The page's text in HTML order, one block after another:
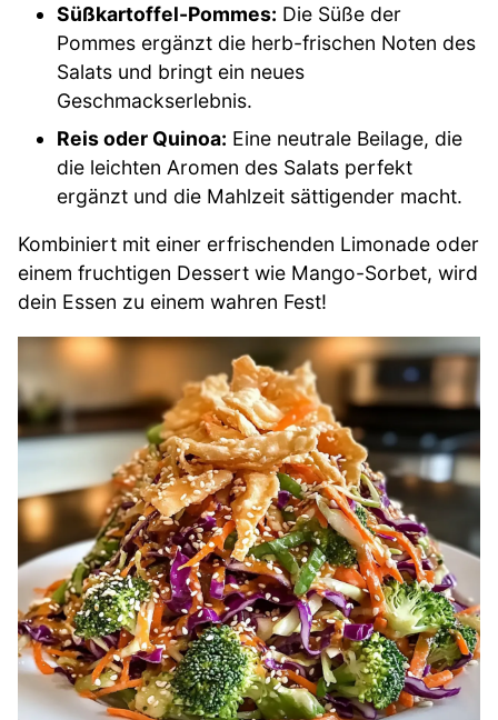
Süßkartoffel-Pommes: Die Süße der
Pommes ergänzt die herb-frischen Noten des
Salats und bringt ein neues
Geschmackserlebnis.
Reis oder Quinoa: Eine neutrale Beilage, die
die leichten Aromen des Salats perfekt
ergänzt und die Mahlzeit sättigender macht.
Kombiniert mit einer erfrischenden Limonade oder
einem fruchtigen Dessert wie Mango-Sorbet, wird
dein Essen zu einem wahren Fest!